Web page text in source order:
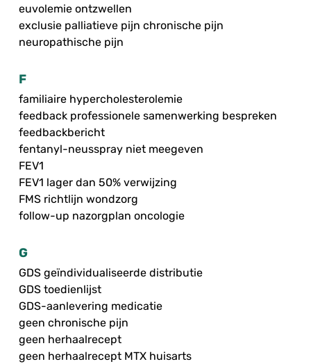
euvolemie ontzwellen
exclusie palliatieve pijn chronische pijn
neuropathische pijn
F
familiaire hypercholesterolemie
feedback professionele samenwerking bespreken
feedbackbericht
fentanyl-neusspray niet meegeven
FEV1
FEV1 lager dan 50% verwijzing
FMS richtlijn wondzorg
follow-up nazorgplan oncologie
G
GDS geïndividualiseerde distributie
GDS toedienlijst
GDS-aanlevering medicatie
geen chronische pijn
geen herhaalrecept
geen herhaalrecept MTX huisarts